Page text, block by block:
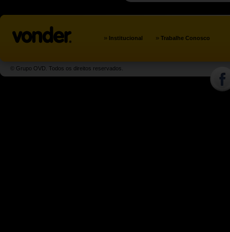
» Institucional » Trabalhe Conosco
© Grupo OVD. Todos os direitos reservados.